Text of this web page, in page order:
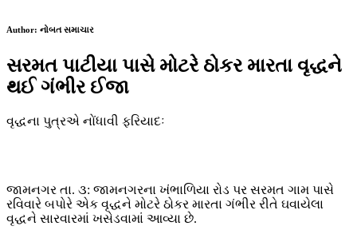
Author: નોબત સમાચાર
સરમત પાટીયા પાસે મોટરે ઠોકર મારતા વૃદ્ધને
થઈ ગંભીર ઈજા
વૃદ્ધના પુત્રએ નોંધાવી ફરિયાદઃ
જામનગર તા. ૩: જામનગરના ખંભાળિયા રોડ પર સરમત ગામ પાસે
રવિવારે બપોરે એક વૃદ્ધને મોટરે ઠોકર મારતા ગંભીર રીતે ઘવાયેલા
વૃદ્ધને સારવારમાં ખસેડવામાં આવ્યા છે.